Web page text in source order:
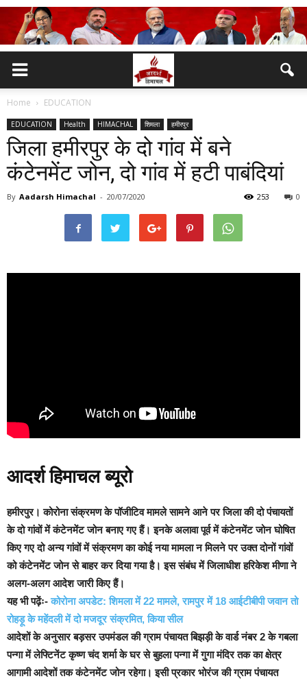
Home EDUCATION
EDUCATION Health HIMACHAL शिमला हमीरपुर
जिला हमीरपुर के दो गांव में बने
कंटेनमेंट जोन, दो गांव में हटी पाबंदियां
By Aadarsh Himachal - 20/07/2020 0
253
आदर्श हिमाचल ब्यूरो
हमीरपुर। कोरोना संक्रमण के पॉजीटिव मामले सामने आने पर जिला की दो पंचायतों
के दो गांवों में कंटेनमेंट जोन बनाए गए हैं। इनके अलावा पूर्व में कंटेनमेंट जोन घोषित
किए गए दो अन्य गांवों में संक्रमण का कोई नया मामला न मिलने पर उक्त दोनों गांवों
को कंटेनमेंट जोन से बाहर कर दिया गया है। इस संबंध में जिलाधीश हरिकेश मीणा ने
अलग-अलग आदेश जारी किए हैं।
यह भी पढ़ेंः-कोरोना अपडेट: शिमला में 22 मामले, रामपुर में 18 आईटीबीपी जवान तो
रोहड़ू के महेंदली में दो मजदूर संक्रमित, किया सील
आदेशों के अनुसार बड़सर उपमंडल की ग्राम पंचायत बिझड़ी के वार्ड नंबर 2 के गबला
पन्गा में लेफ्टिनेंट कृष्ण चंद शर्मा के घर से बुहला पन्गा में गुगा मंदिर तक का क्षेत्र
आगामी आदेशों तक कंटेनमेंट जोन रहेगा। इसी प्रकार भोरंज की ग्राम पंचायत